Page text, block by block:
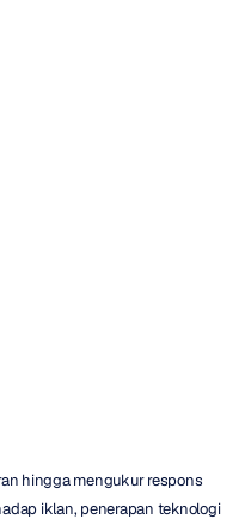
hingga mengukur respons
iklan, penerapan teknologi